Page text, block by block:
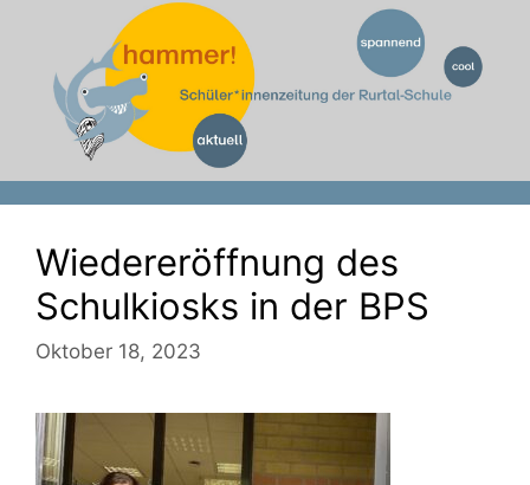
springen
Wiedereröffnung des
Schulkiosks in der BPS
Oktober 18, 2023